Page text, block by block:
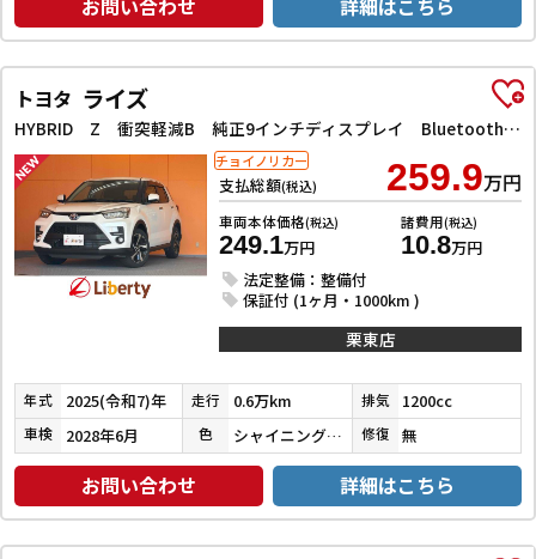
お問い合わせ 詳細はこちら
トヨタ ライズ
HYBRID Z 衝突軽減B 純正9インチディスプレイ Bluetooth対応 パノラミックビューモニター アダプティブクルーズコントロール 電子パーキング 前席シートヒーター LEDヘッドライト スマートキー
支払総額(税込) 259.9万円
車両本体価格(税込)
249.1万円
諸費用(税込)
10.8万円
法定整備：整備付
保証付 (1ヶ月・1000km )
チョイノリカー
栗東店
年式 2025(令和7)年 走行 0.6万km 排気 1200cc
車検 2028年6月 色 シャイニングホワイトパール 修復 無
お問い合わせ 詳細はこちら